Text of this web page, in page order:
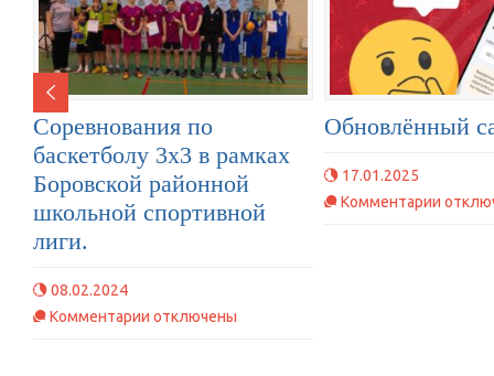
Соревнования по
баскетболу 3х3 в рамках
Боровской районной
школьной спортивной
лиги.
08.02.2024
Комментарии котключены
Обновлённый
17.01.2025
Комментарии к